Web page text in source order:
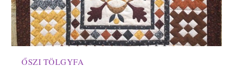
ŐSZI TÖLGYFA